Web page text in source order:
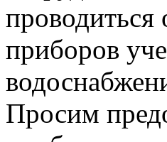
проводиться
приборов
Просим